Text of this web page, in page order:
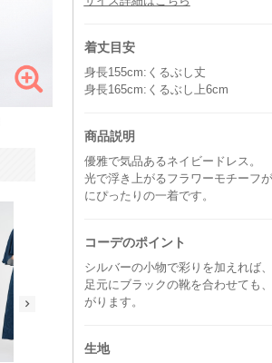
着丈目安
身長155cm:くるぶし丈
身長165cm:くるぶし上6cm
商品説明
優雅で気品あるネイビードレス。
光で浮き上がるフラワーモチーフ
にぴったりの一着です。
コーデのポイント
シルバーの小物で彩りを加えれば
足元にブラックの靴を合わせても
がります。
生地